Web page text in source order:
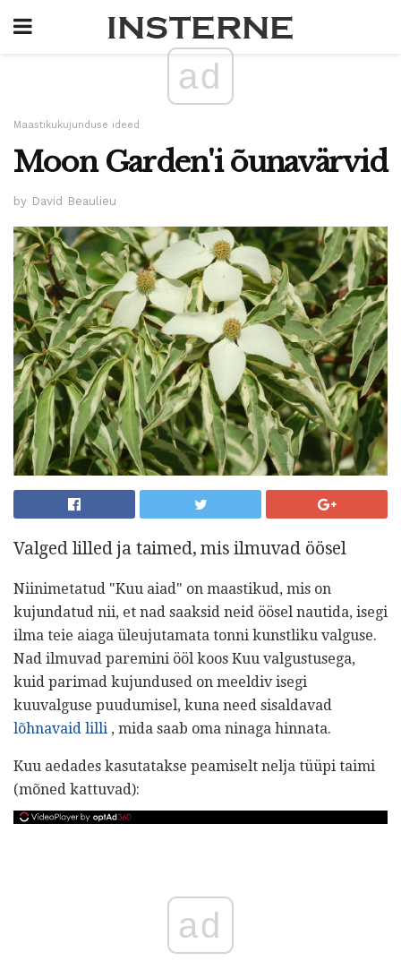
ad
Maastikukujunduse ideed
Moon Garden'i õunavärvid
by David Beaulieu
Valged lilled ja taimed, mis ilmuvad öösel
Niinimetatud "Kuu aiad" on maastikud, mis on
kujundatud nii, et nad saaksid neid öösel nautida, isegi
ilma teie aiaga üleujutamata tonni kunstliku valguse.
Nad ilmuvad paremini ööl koos Kuu valgustusega,
kuid parimad kujundused on meeldiv isegi
kuuvalguse puudumisel, kuna need sisaldavad
lõhnavaid lilli , mida saab oma ninaga hinnata.
Kuu aedades kasutatakse peamiselt nelja tüüpi taimi
(mõned kattuvad):
ad